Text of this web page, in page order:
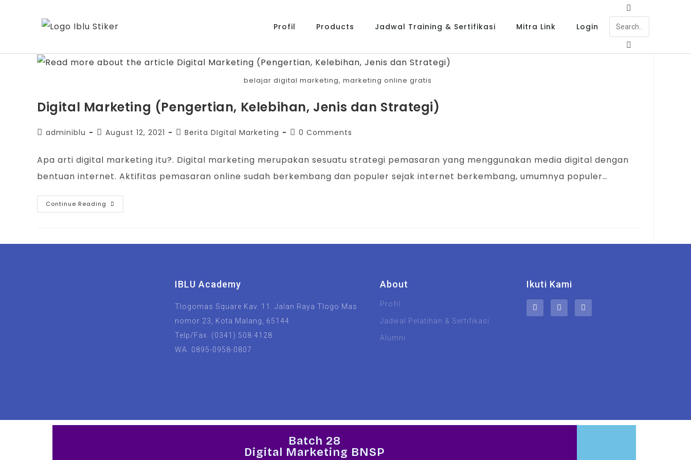
Profil Products Jadwal Training & Sertifikasi Mitra Link Login
belajar digital marketing, marketing online gratis
Digital Marketing (Pengertian, Kelebihan, Jenis dan Strategi)
adminiblu August 12, 2021 Berita DIgital Marketing 0 Comments
Apa arti digital marketing itu?. Digital marketing merupakan sesuatu strategi pemasaran yang menggunakan media digital dengan
bentuan internet. Aktifitas pemasaran online sudah berkembang dan populer sejak internet berkembang, umumnya populer…
Continue Reading
IBLU Academy
Tlogomas Square Kav. 11. Jalan Raya Tlogo Mas
nomor 23, Kota Malang, 65144
Telp/Fax. (0341) 508 4128
WA. 0895-0958-0807
About
Profil
Jadwal Pelatihan & Sertifikasi
Alumni
Ikuti Kami
Batch 28
Digital Marketing BNSP